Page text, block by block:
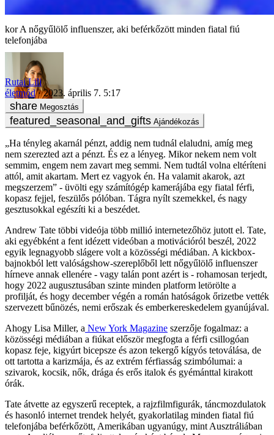
A nőgyűlölő influenszer, aki beférkőzött minden fiatal fiú
telefonjába
Rutai Lili
életmód
2023. április 7. 5:17
Megosztás
Ajándékozás
„Ha tényleg akarnál pénzt, addig nem tudnál elaludni, amíg meg
nem szerezted azt a pénzt. És ez a lényeg. Mikor nekem nem volt
semmim, engem nem zavart meg semmi. Nem tudtál volna eltéríteni
attól, amit akartam. Mert ez vagyok én. Ha valamit akarok, azt
megszerzem” - üvölti egy számítógép kamerájába egy fiatal férfi,
kopasz fejjel, feszülős pólóban. Tágra nyílt szemekkel, és nagy
gesztusokkal egészíti ki a beszédet.
Andrew Tate többi videója több millió internetezőhöz jutott el. Tate,
aki egyébként a fent idézett videóban a motivációról beszél, 2022
egyik legnagyobb slágere volt a közösségi médiában. A kickbox-
bajnokból lett valóságshow-szereplőből lett nőgyűlölő influenszer
hírneve annak ellenére - vagy talán pont azért is - rohamosan terjedt,
hogy 2022 augusztusában szinte minden platform letörölte a
profilját, és hogy december végén a román hatóságok őrizetbe vették
szervezett bűnözés, nemi erőszak és emberkereskedelem gyanújával.
Ahogy Lisa Miller, a New York Magazine szerzője fogalmaz: a
közösségi médiában a fiúkat először megfogta a férfi csillogóan
kopasz feje, kigyúrt bicepsze és azon tekergő kígyós tetoválása, de
ott tartotta a karizmája, és az extrém férfiasság szimbólumai: a
szivarok, kocsik, nők, drága és erős italok és gyémánttal kirakott
órák.
Tate átvette az egyszerű receptek, a rajzfilmfigurák, táncmozdulatok
és hasonló internet trendek helyét, gyakorlatilag minden fiatal fiú
telefonjába beférkőzött, Amerikában ugyanúgy, mint Ausztráliában